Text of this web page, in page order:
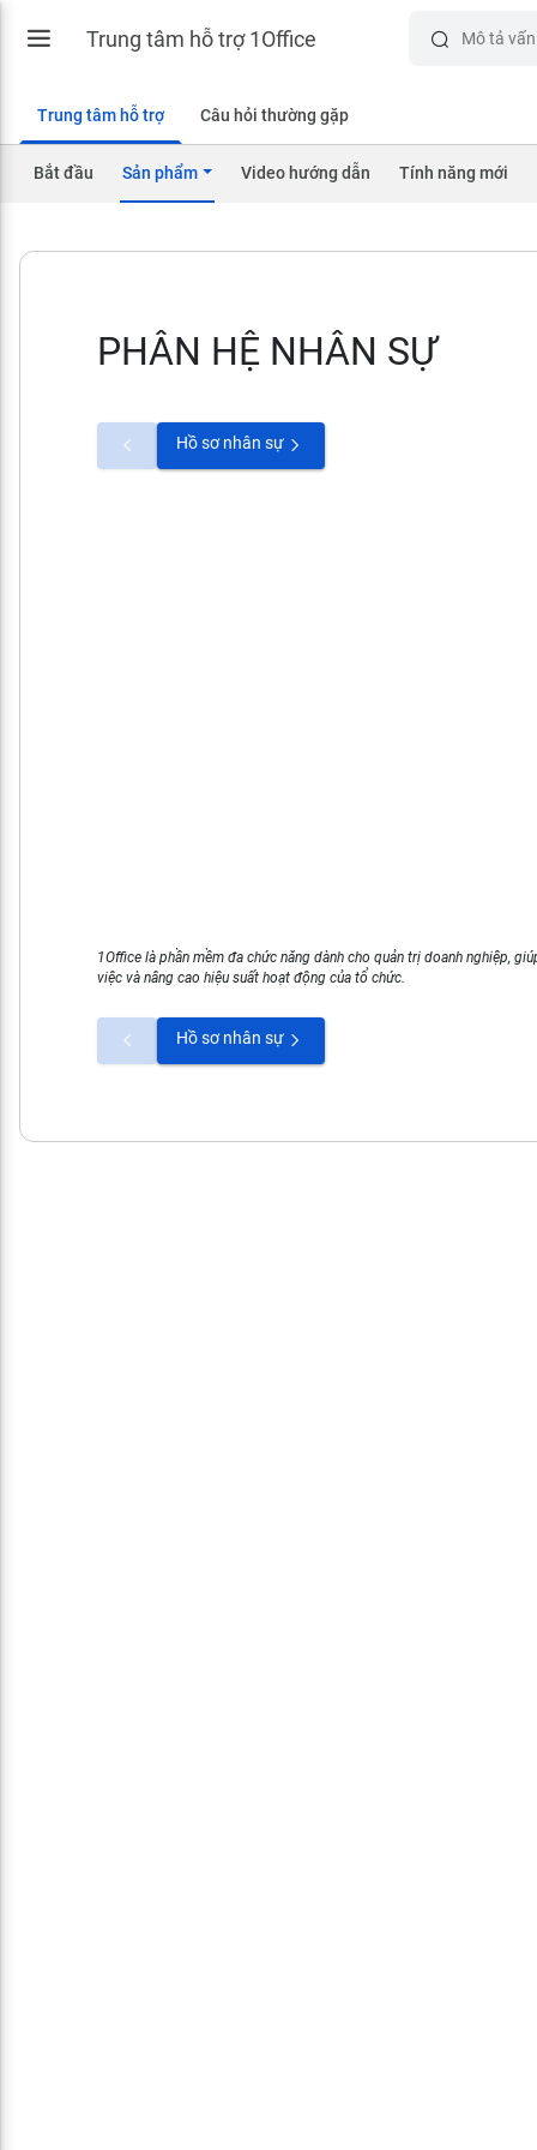
Trung tâm hỗ trợ 1Office
Trung tâm hỗ trợ Câu hỏi thường gặp
Bắt đầu Sản phẩm Video hướng dẫn Tính năng mới
PHÂN HỆ NHÂN SỰ
Hồ sơ nhân sự
1Office là phần mềm đa chức năng dành cho quản trị doanh nghiệp,
việc và nâng cao hiệu suất hoạt động của tổ chức.
Hồ sơ nhân sự